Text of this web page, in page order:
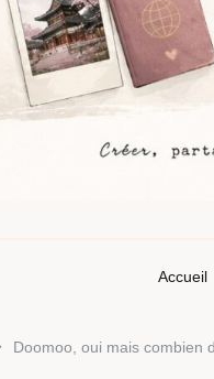
Accueil
Doomoo, oui mais combien